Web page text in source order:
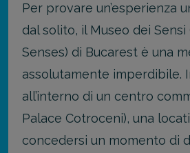
Per provare un’esperienza
dal solito, il Museo dei
Senses) di Bucarest è una
assolutamente imperdibile.
all’interno di un centro
Palace Cotroceni), una
concedersi un momento di